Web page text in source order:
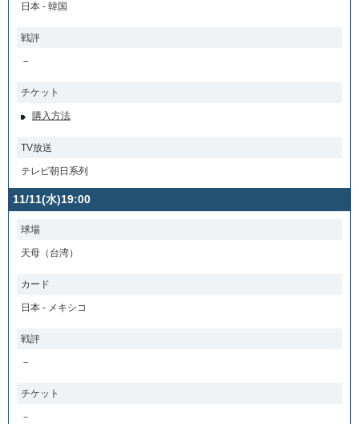
日本 - 韓国
戦評
－
チケット
購入方法
TV放送
テレビ朝日系列
11/11(水)19:00
球場
天母（台湾）
カード
日本 - メキシコ
戦評
－
チケット
－